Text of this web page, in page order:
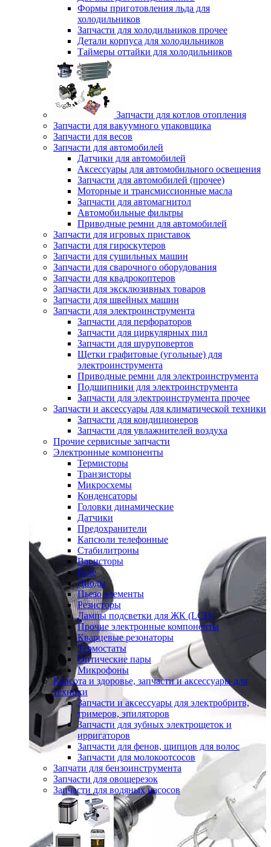
Формы приготовления льда для
холодильников
Запчасти для холодильников прочее
Детали корпуса для холодильников
Таймеры оттайки для холодильников
Запчасти для котлов отопления
Запчасти для вакуумного упаковщика
Запчасти для весов
Запчасти для автомобилей
Датчики для автомобилей
Аксессуары для автомобильного освещения
Запчасти для автомобилей (прочее)
Моторные и трансмиссионные масла
Запчасти для автомагнитол
Автомобильные фильтры
Приводные ремни для автомобилей
Запчасти для игровых приставок
Запчасти для гироскутеров
Запчасти для сушильных машин
Запчасти для сварочного оборудования
Запчасти для квадрокоптеров
Запчасти для эксклюзивных товаров
Запчасти для швейных машин
Запчасти для электроинструмента
Запчасти для перфораторов
Запчасти для циркулярных пил
Запчасти для шуруповертов
Щетки графитовые (угольные) для
электроинструмента
Приводные ремни для электроинструмента
Подшипники для электроинструмента
Запчасти для электроинструмента прочее
Запчасти и аксессуары для климатической техники
Запчасти для кондиционеров
Запчасти для увлажнителей воздуха
Прочие сервисные запчасти
Электронные компоненты
Термисторы
Транзисторы
Микросхемы
Конденсаторы
Головки динамические
Датчики
Предохранители
Капсюли телефонные
Стабилитроны
Варисторы
Реле
Диоды
Пьезо элементы
Резисторы
Лампы подсветки для ЖК (LCD)
Прочие электронные компоненты
Кварцевые резонаторы
Термостаты
Оптические пары
Микрофоны
Красота и здоровье, запчасти и аксессуары для
техники
Запчасти и аксессуары для электробритв,
тримеров, эпиляторов
Запчасти для зубных электрощеток и
ирригаторов
Запчасти для фенов, щипцов для волос
Запчасти для молокоотсосов
Запчати для бензоинструмента
Запчасти для овощерезок
Запчасти для водяных насосов